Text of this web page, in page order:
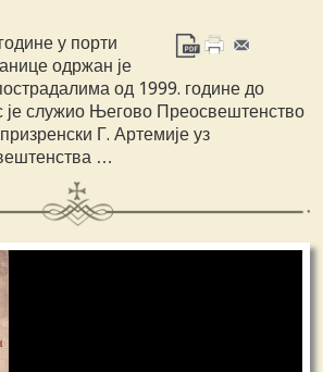
у порти
одржан је
од 1999. године до
је служио Његово Преосвештенство
Г. Артемије уз
…